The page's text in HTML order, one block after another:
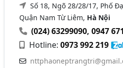
Số 18, Ngõ 28/28/17, Phố
Quận Nam Từ Liêm, Hà Nội
(024) 63299090,0947
Hotline:0973 992 219